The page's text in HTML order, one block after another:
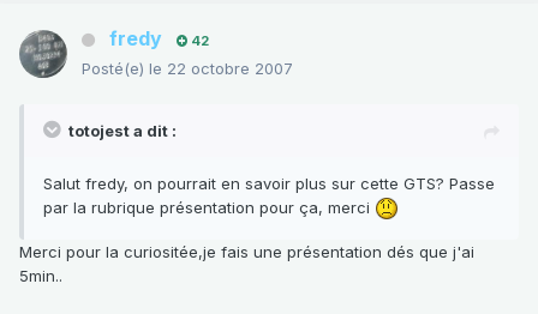
fredy 42
Posté(e) le 22 octobre 2007
totojest a dit :
Salut fredy, on pourrait en savoir plus sur cette GTS? Passe
par la rubrique présentation pour ça, merci
Merci pour la curiositée,je fais une présentation dés que j'ai
5min..